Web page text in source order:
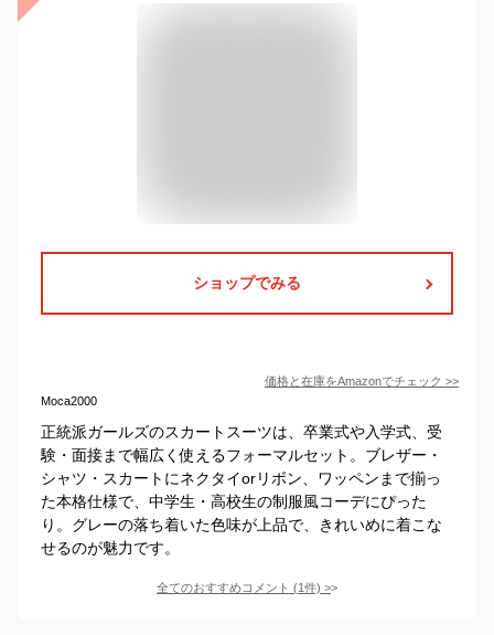
ショップでみる
価格と在庫をAmazonでチェック >>
Moca2000
正統派ガールズのスカートスーツは、卒業式や入学式、受
験・面接まで幅広く使えるフォーマルセット。ブレザー・
シャツ・スカートにネクタイorリボン、ワッペンまで揃っ
た本格仕様で、中学生・高校生の制服風コーデにぴった
り。グレーの落ち着いた色味が上品で、きれいめに着こな
せるのが魅力です。
全てのおすすめコメント (1件) >